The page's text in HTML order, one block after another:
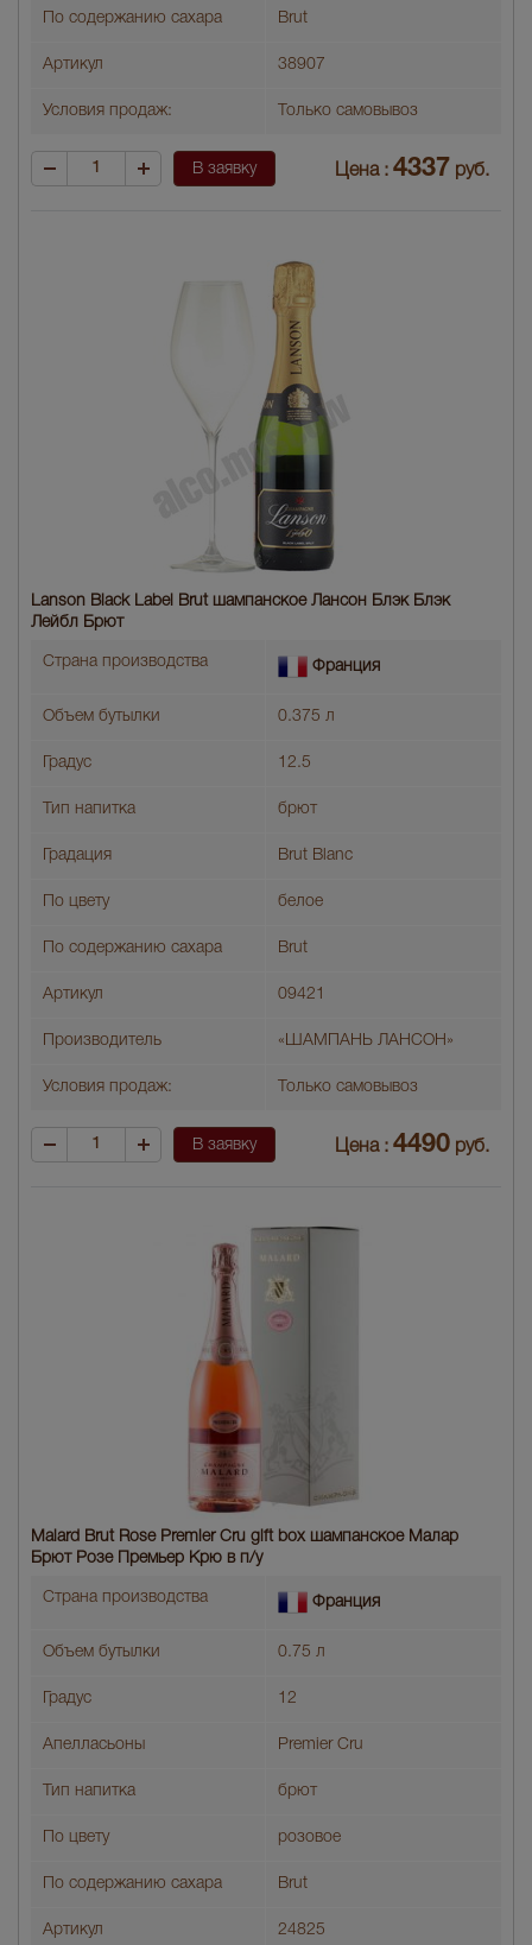
По содержанию сахара Brut
Артикул 38907
Условия продаж: Только самовывоз
В заявку Цена : 4337 руб.
Lanson Black Label Brut шампанское Лансон Блэк Блэк
Лейбл Брют
Страна производства Франция
Объем бутылки 0.375 л
Градус 12.5
Тип напитка брют
Градация Brut Blanc
По цвету белое
По содержанию сахара Brut
Артикул 09421
Производитель «ШАМПАНЬ ЛАНСОН»
Условия продаж: Только самовывоз
В заявку Цена : 4490 руб.
Malard Brut Rose Premier Cru gift box шампанское Малар
Брют Розе Премьер Крю в п/у
Страна производства Франция
Объем бутылки 0.75 л
Градус 12
Апелласьоны Premier Cru
Тип напитка брют
По цвету розовое
По содержанию сахара Brut
Артикул 24825